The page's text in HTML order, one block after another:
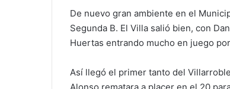
De nuevo gran ambiente en el
Segunda B. El Villa salió bien, con
Huertas entrando mucho en juego
Así llegó el primer tanto del